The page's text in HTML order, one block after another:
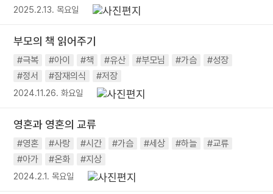
2025.2.13. 목요일
부모의 책 읽어주기
#극복 #아이 #책 #유산 #부모님 #가슴
#성장
#정서
#잠재의식 #저장
2024.11.26. 화요일
영혼과 영혼의 교류
#영혼 #사랑 #시간 #가슴 #세상 #하늘
#교류
#아가
#온화 #지상
2024.2.1. 목요일